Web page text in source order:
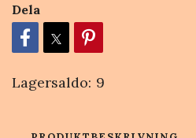
Dela
Lagersaldo: 9